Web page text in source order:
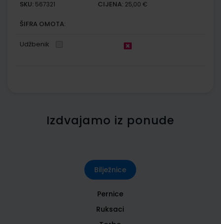
SKU: 567321 CIJENA: 25,00 €
ŠIFRA OMOTA:
Udžbenik
Izdvajamo iz ponude
Bilježnice
Pernice
Ruksaci